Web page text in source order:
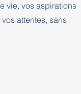
vie, vos aspirations
attentes, sans